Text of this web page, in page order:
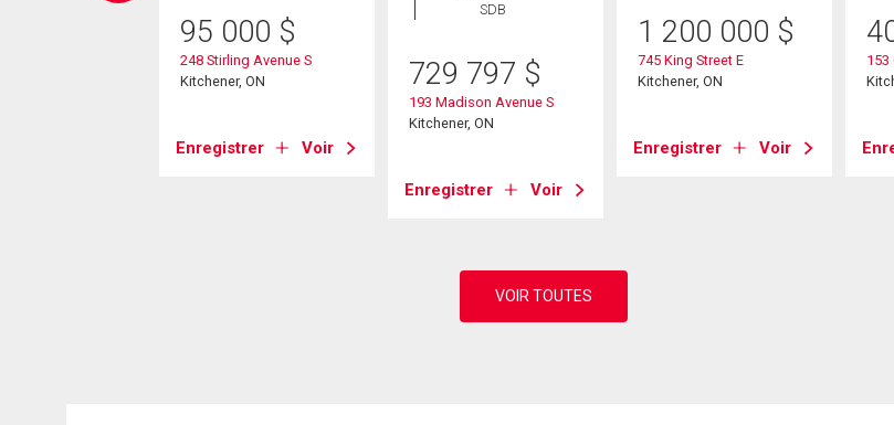
95 000 $
248 Stirling Avenue S
Kitchener, ON
Enregistrer Voir
SDB
729 797 $
193 Madison Avenue S
Kitchener, ON
Enregistrer Voir
1 200 000 $
745 King Street E
Kitchener, ON
Enregistrer Voir
153